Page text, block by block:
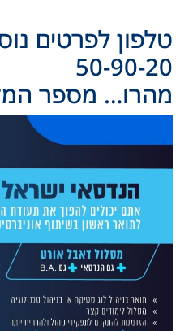
50-90-20
מהרו… מספר